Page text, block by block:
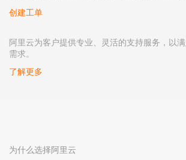
创建工单
阿里云为客户提供专业、灵活的支持服务，以
需求。
了解更多
为什么选择阿里云